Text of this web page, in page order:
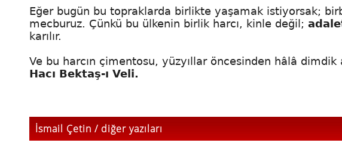
Eğer bugün bu topraklarda birlikte yaşamak istiyorsak;
mecburuz. Çünkü bu ülkenin birlik harcı, kinle değil;
karılır.
Ve bu harcın çimentosu, yüzyıllar öncesinden hâlâ
Hacı Bektaş-ı Veli.
İsmail Çetin / diğer yazıları